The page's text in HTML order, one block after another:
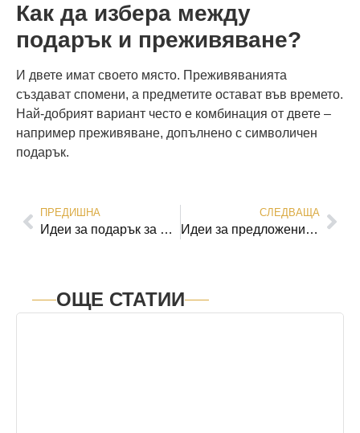
Как да избера между
подарък и преживяване?
И двете имат своето място. Преживяванията
създават спомени, а предметите остават във времето.
Най-добрият вариант често е комбинация от двете –
например преживяване, допълнено с символичен
подарък.
ПРЕДИШНА
Идеи за подарък за рожден ден на жена – как да избереш перфектния подарък
СЛЕДВАЩА
Идеи за предложения за брак – как да създадете незабравим момент
ОЩЕ СТАТИИ